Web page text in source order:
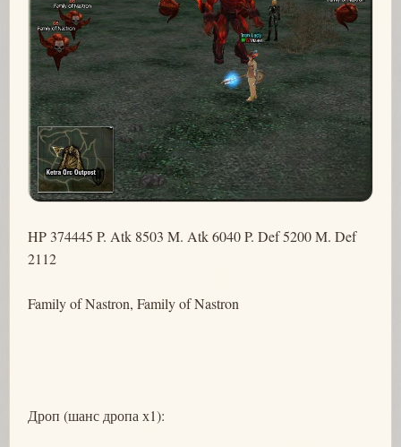
HP 374445 P. Atk 8503 M. Atk 6040 P. Def 5200 M. Def
2112
Family of Nastron, Family of Nastron
Дроп (шанс дропа х1):